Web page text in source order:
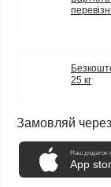
25 кг
Замовляй
Наш додаток
App